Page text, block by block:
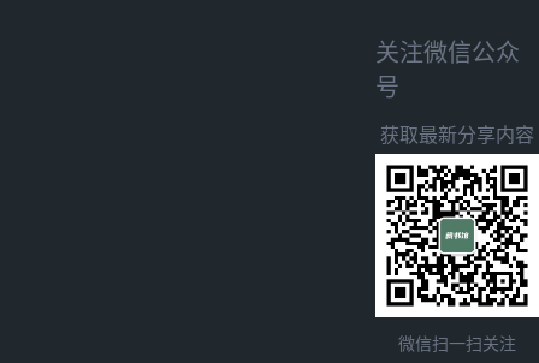
关注微信公众
号
获取最新分享内容
微信扫一扫关注